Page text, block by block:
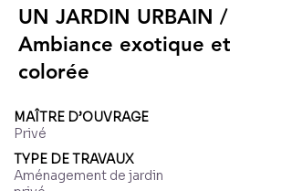
UN JARDIN URBAIN /
Ambiance exotique et
colorée
MAÎTRE D’OUVRAGE
Privé
TYPE DE TRAVAUX
Aménagement de jardin